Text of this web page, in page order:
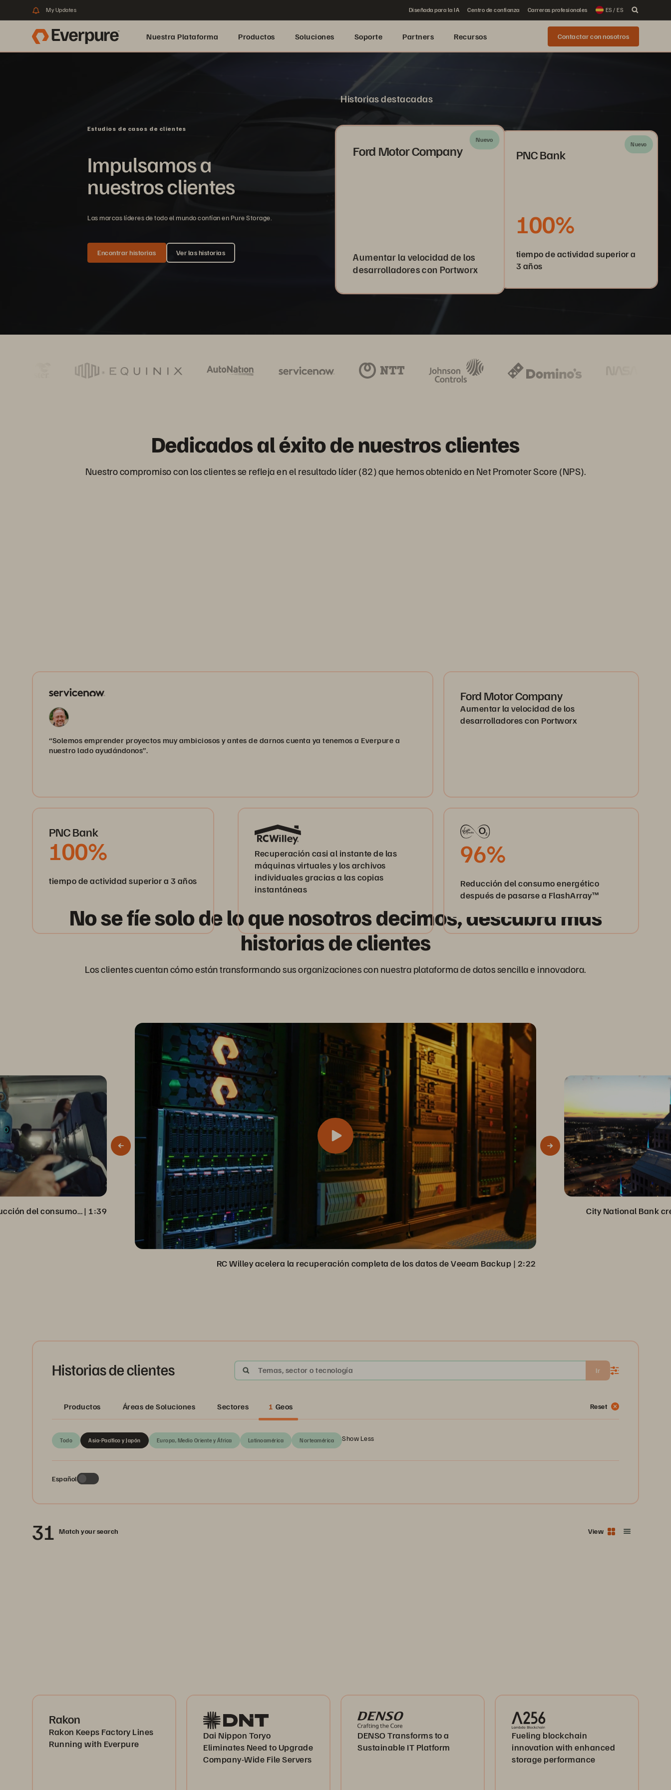
My Updates Diseñada para la IA Centro de confianza Carreras profesionales ES / ES
Nuestra Plataforma Productos Soluciones Soporte Partners Recursos Contactar con nosotros
Estudios de casos de clientes
Impulsamos a
nuestros clientes
Las marcas líderes de todo el mundo confían en Pure Storage.
Encontrar historias Ver las historias
Historias destacadas
Nuevo
Ford Motor Company
Aumentar la velocidad de los
desarrolladores con Portworx
Nuevo
PNC Bank
100%
tiempo de actividad superior a
3 años
Dedicados al éxito de nuestros clientes
Nuestro compromiso con los clientes se refleja en el resultado líder (82) que hemos obtenido en Net Promoter Score (NPS).
“Solemos emprender proyectos muy ambiciosos y antes de darnos cuenta ya tenemos a Everpure a
nuestro lado ayudándonos”.
Ford Motor Company
Aumentar la velocidad de los
desarrolladores con Portworx
PNC Bank
100%
tiempo de actividad superior a 3 años
Recuperación casi al instante de las
máquinas virtuales y los archivos
individuales gracias a las copias
instantáneas
96%
Reducción del consumo energético
después de pasarse a FlashArray™
No se fíe solo de lo que nosotros decimos, descubra más
historias de clientes
Los clientes cuentan cómo están transformando sus organizaciones con nuestra plataforma de datos sencilla e innovadora.
RC Willey acelera la recuperación completa de los datos de Veeam Backup | 2:22
City National Bank
Virgin Media logra una reducción del consumo energético del 98 % | 1:39
Historias de clientes Temas, sector o tecnología Ir
Productos Áreas de Soluciones Sectores 1 Geos
Todo Asia-Pacífico y Japón Europa, Medio Oriente y África Latinoamérica Norteamérica Show Less
Reset
Español
31 Match your search View
Rakon
Rakon Keeps Factory Lines
Running with Everpure
Dai Nippon Toryo
Eliminates Need to Upgrade
Company-Wide File Servers
DENSO Transforms to a
Sustainable IT Platform
Fueling blockchain
innovation with enhanced
storage performance